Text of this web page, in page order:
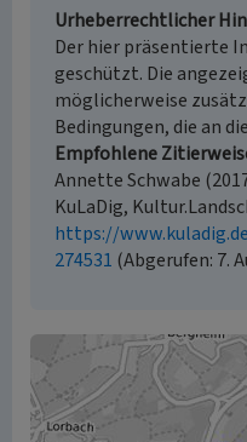
Urheberrechtlicher
Der hier präsentierte
geschützt. Die
möglicherweise
Bedingungen, die an
Empfohlene
Annette Schwabe
KuLaDig,
https://
274531 (Abgerufen: 7.